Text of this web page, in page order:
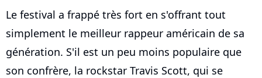
Le festival a frappé très fort en s'offrant tout
simplement le meilleur rappeur américain de sa
génération. S'il est un peu moins populaire que
son confrère, la rockstar Travis Scott, qui se